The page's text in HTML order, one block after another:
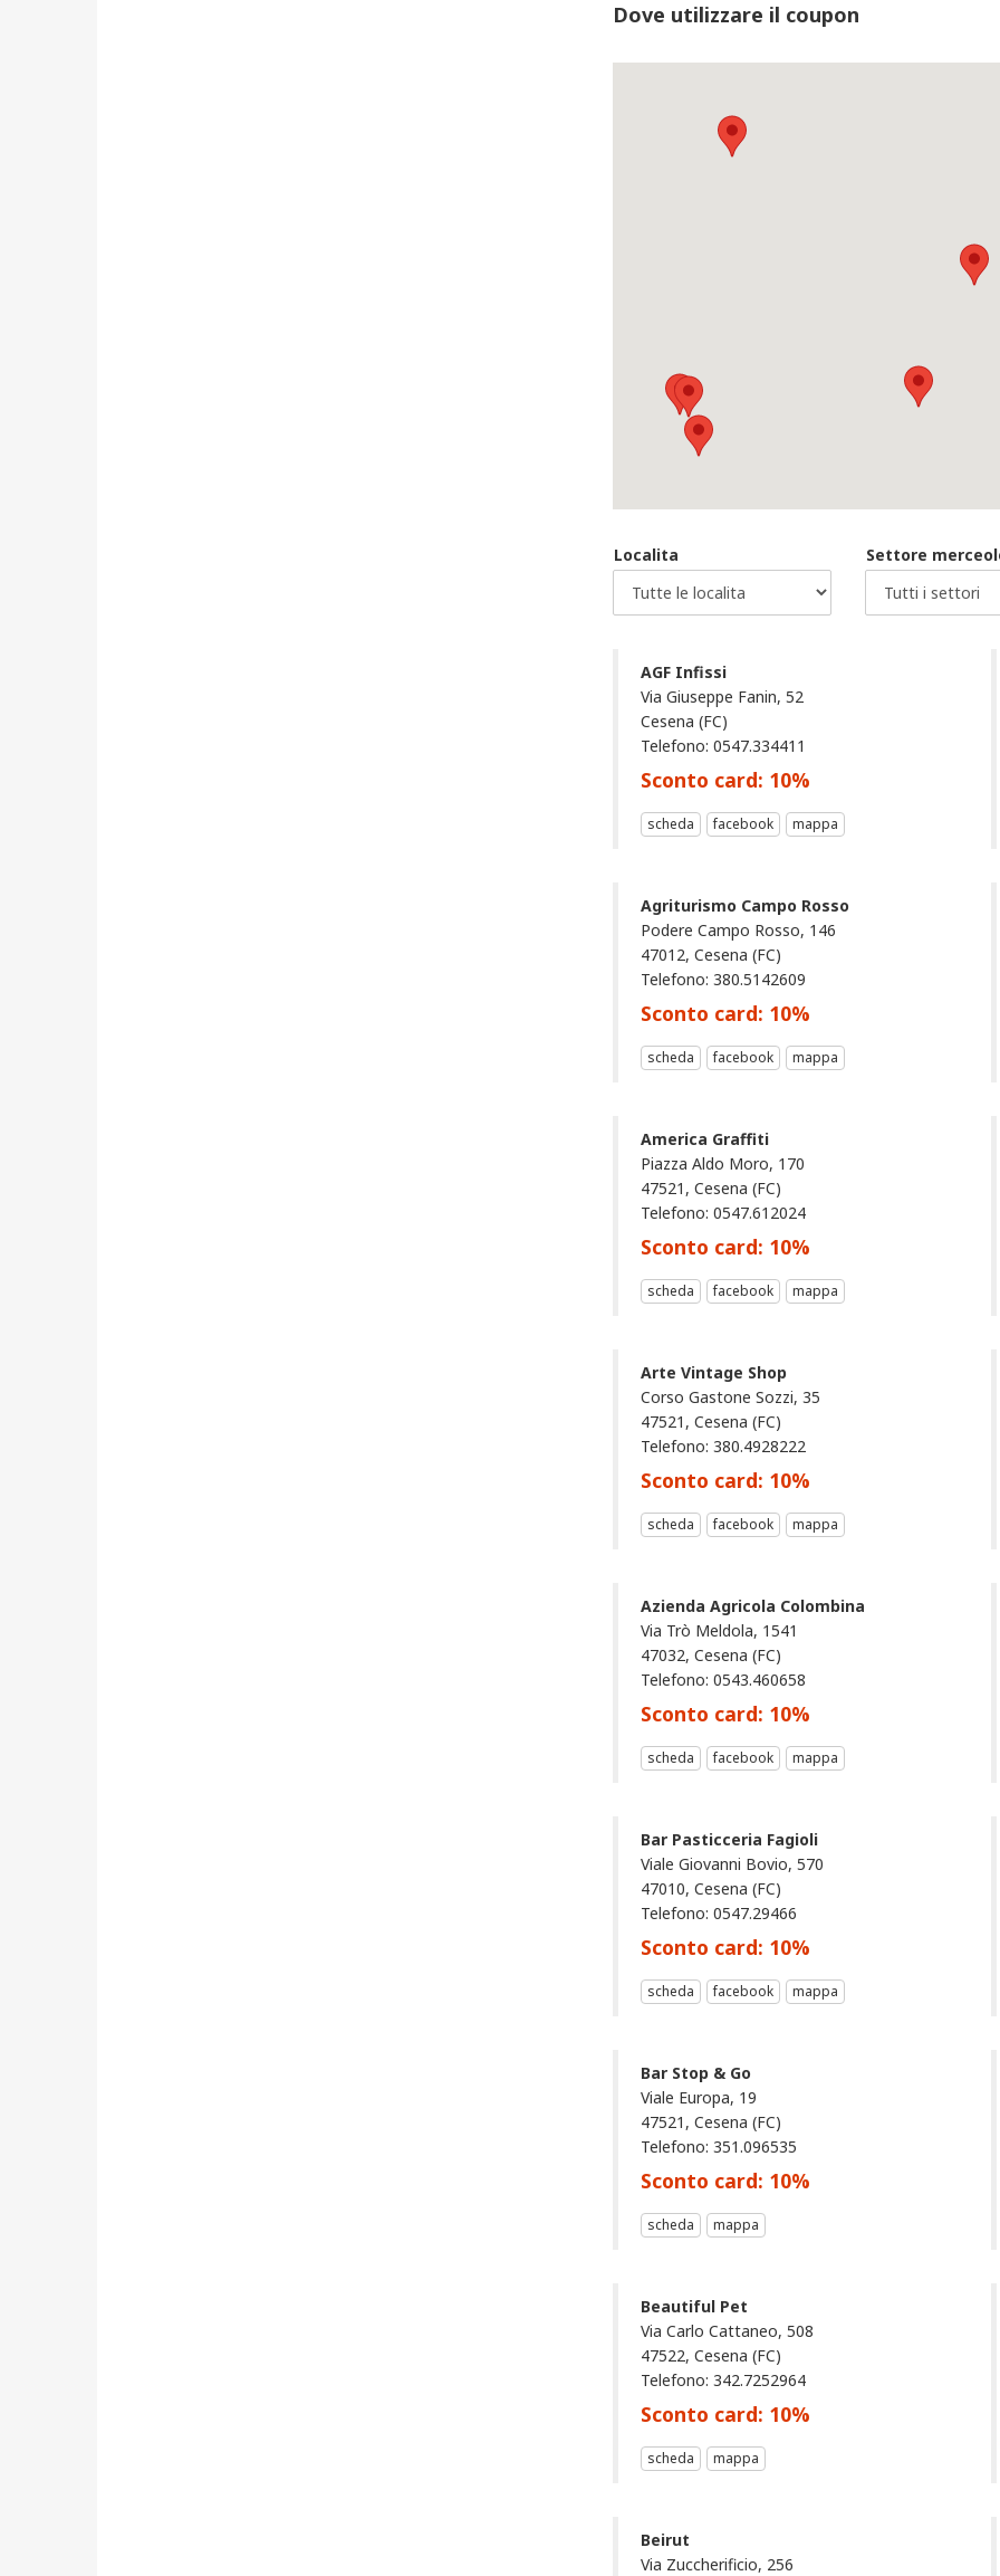
Dove utilizzare il coupon
Localita Settore
AGF Infissi
Via Giuseppe Fanin, 52
Cesena (FC)
Telefono: 0547.334411
Sconto card: 10%
scheda facebook mappa
Agriturismo Campo Rosso
Podere Campo Rosso, 146
47012, Cesena (FC)
Telefono: 380.5142609
Sconto card: 10%
scheda facebook mappa
America Graffiti
Piazza Aldo Moro, 170
47521, Cesena (FC)
Telefono: 0547.612024
Sconto card: 10%
scheda facebook mappa
Arte Vintage Shop
Corso Gastone Sozzi, 35
47521, Cesena (FC)
Telefono: 380.4928222
Sconto card: 10%
scheda facebook mappa
Azienda Agricola Colombina
Via Trò Meldola, 1541
47032, Cesena (FC)
Telefono: 0543.460658
Sconto card: 10%
scheda facebook mappa
Bar Pasticceria Fagioli
Viale Giovanni Bovio, 570
47010, Cesena (FC)
Telefono: 0547.29466
Sconto card: 10%
scheda facebook mappa
Bar Stop & Go
Viale Europa, 19
47521, Cesena (FC)
Telefono: 351.096535
Sconto card: 10%
scheda mappa
Beautiful Pet
Via Carlo Cattaneo, 508
47522, Cesena (FC)
Telefono: 342.7252964
Sconto card: 10%
scheda mappa
Beirut
Via Zuccherificio, 256